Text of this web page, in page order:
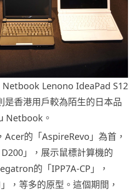
Lenono IdeaPad S12
是香港用戶較為陌生的日本品
Netbook。
的「AspireRevo」為首，
」，展示鼠標計算機的
的「IPP7A-CP」，
，等多的原型。這個期間，